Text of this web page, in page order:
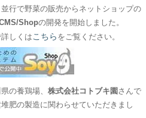
行で野菜の販売からネットショップの
Shopの開発を開始しました。
しくは こちら をご覧ください。
の養鶏場、株式会社コトブキ園 さんで
肥の製造に関わらせていただきまし